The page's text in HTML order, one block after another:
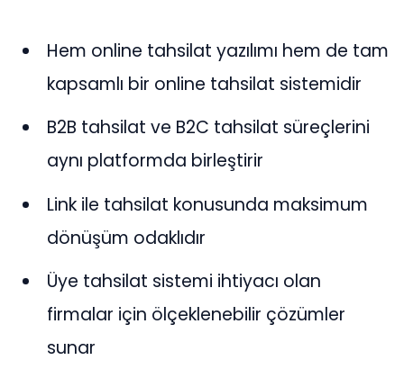
Hem online tahsilat yazılımı hem de tam
kapsamlı bir online tahsilat sistemidir
B2B tahsilat ve B2C tahsilat süreçlerini
aynı platformda birleştirir
Link ile tahsilat konusunda maksimum
dönüşüm odaklıdır
Üye tahsilat sistemi ihtiyacı olan
firmalar için ölçeklenebilir çözümler
sunar